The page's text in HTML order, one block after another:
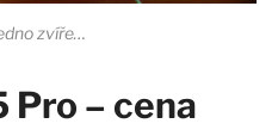
zvíře…
Pro – cena